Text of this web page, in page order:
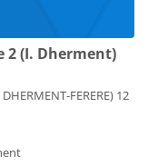
2 (I. Dherment)
FERERE) 12